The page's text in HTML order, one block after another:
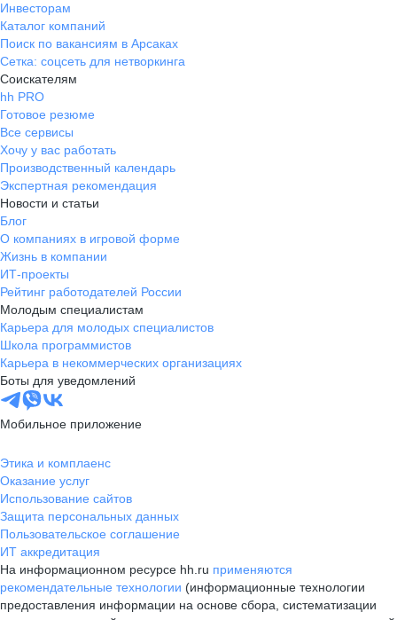
Инвесторам
Каталог компаний
Поиск по вакансиям в Арсаках
Сетка: соцсеть для нетворкинга
Соискателям
hh PRO
Готовое резюме
Все сервисы
Хочу у вас работать
Производственный календарь
Экспертная рекомендация
Новости и статьи
Блог
О компаниях в игровой форме
Жизнь в компании
ИТ-проекты
Рейтинг работодателей России
Молодым специалистам
Карьера для молодых специалистов
Школа программистов
Карьера в некоммерческих организациях
Боты для уведомлений
Мобильное приложение
Этика и комплаенс
Оказание услуг
Использование сайтов
Защита персональных данных
Пользовательское соглашение
ИТ аккредитация
На информационном ресурсе hh.ru применяются
рекомендательные технологии (информационные технологии
предоставления информации на основе сбора, систематизации